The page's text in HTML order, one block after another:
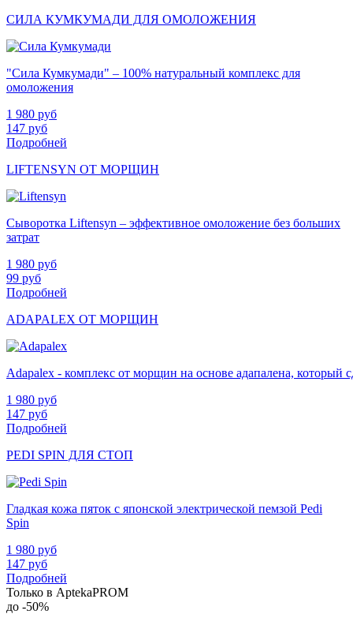
СИЛА КУМКУМАДИ ДЛЯ ОМОЛОЖЕНИЯ
"Сила Кумкумади" – 100% натуральный комплекс для
омоложения
1 980 руб
147 руб
Подробней
LIFTENSYN ОТ МОРЩИН
Сыворотка Liftensyn – эффективное омоложение без больших
затрат
1 980 руб
99 руб
Подробней
ADAPALEX ОТ МОРЩИН
Adapalex - комплекс от морщин на основе адапалена,
1 980 руб
147 руб
Подробней
PEDI SPIN ДЛЯ СТОП
Гладкая кожа пяток с японской электрической пемзой Pedi
Spin
1 980 руб
147 руб
Подробней
Только в AptekaPROM
до -50%